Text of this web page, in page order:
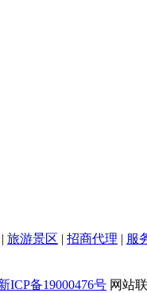
| 旅游景区 | 招商代理 | 服
ICP备19000476号 网站